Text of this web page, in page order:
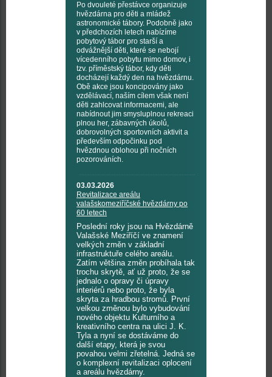
Po dvouleté přestávce organizuje
hvězdárna pro děti a mládež
astronomické tábory. Podobně jako
v předchozích letech nabízíme
pobytový tábor pro starší a
odvážnější děti, které se nebojí
vícedenního pobytu mimo domov, i
tzv. příměstský tábor, kdy děti
docházejí každý den na hvězdárnu.
Obě akce jsou koncipovány jako
vzdělávací, naším cílem však není
děti zahlcovat informacemi, ale
nabídnout jim smysluplnou rekreaci
plnou her, zábavných úkolů,
dobrovolných sportovních aktivit a
především odpočinku pod
hvězdnou oblohou při nočních
pozorováních.
03.03.2026
Revitalizace areálu
valašskomeziříčské hvězdárny po
60 letech
Poslední roky jsou na Hvězdárně
Valašské Meziříčí ve znamení
velkých změn v základní
infrastruktuře celého areálu.
Zatím většina změn probíhala tak
trochu skrytě, ať už proto, že se
jednalo o opravy či úpravy
interiérů nebo proto, že byla
skryta za hradbou stromů. První
velkou změnou bylo vybudování
nového objektu Kulturního a
kreativního centra na ulici J. K.
Tyla a nyní se dostáváme do
další etapy, která je svou
povahou velmi zřetelná. Jedná se
o komplexní revitalizaci oplocení
a areálu hvězdárny.